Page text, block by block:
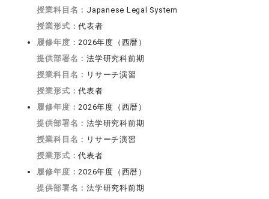
授業科目名： Japanese Legal System
授業形式：代表者
履修年度：2026年度（西暦）
提供部署名：法学研究科前期
授業科目名： リサーチ演習
授業形式：代表者
履修年度：2026年度（西暦）
提供部署名：法学研究科前期
授業科目名： リサーチ演習
授業形式：代表者
履修年度：2026年度（西暦）
提供部署名：法学研究科前期